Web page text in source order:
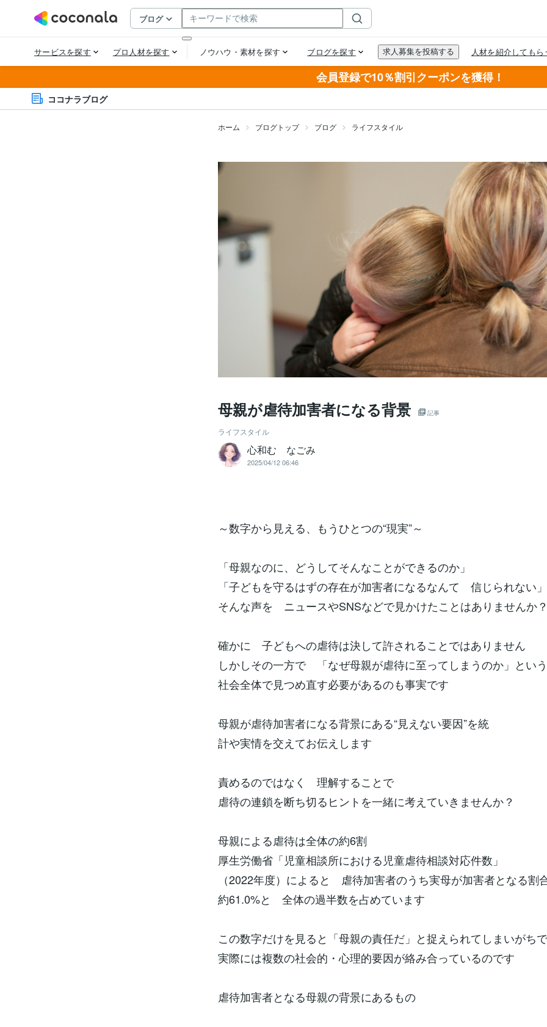
会員登録で10％割引クーポンを獲得！
ココナラブログ
ホーム ブログトップ ブログ ライフスタイル
母親が虐待加害者になる背景 記事
ライフスタイル
心和む なごみ
2025/04/12 06:46
～数字から見える、もうひとつの“現実”～
「母親なのに、どうしてそんなことができるのか」
「子どもを守るはずの存在が加害者になるなんて 信じられない」
そんな声を ニュースやSNSなどで見かけたことはありませんか
確かに 子どもへの虐待は決して許されることではありません
しかしその一方で 「なぜ母親が虐待に至ってしまうのか」とい
社会全体で見つめ直す必要があるのも事実です
母親が虐待加害者になる背景にある“見えない要因”を統
計や実情を交えてお伝えします
責めるのではなく 理解することで
虐待の連鎖を断ち切るヒントを一緒に考えていきませんか？
母親による虐待は全体の約6割
厚生労働省「児童相談所における児童虐待相談対応件数」
（2022年度）によると 虐待加害者のうち実母が加害者となる割
約61.0%と 全体の過半数を占めています
この数字だけを見ると「母親の責任だ」と捉えられてしまいがち
実際には複数の社会的・心理的要因が絡み合っているのです
虐待加害者となる母親の背景にあるもの